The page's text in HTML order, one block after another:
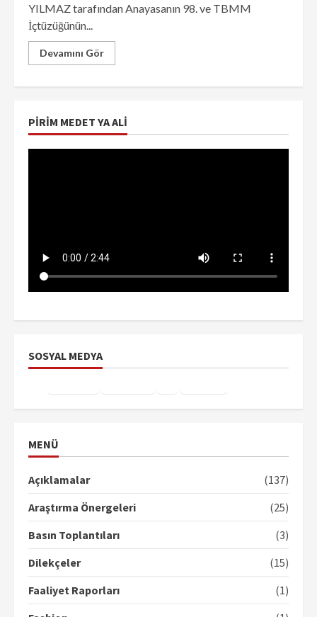
YILMAZ tarafından Anayasanın 98. ve TBMM
İçtüzüğünün...
Devamını Gör
PIRIM MEDET YA ALI
SOSYAL MEDYA
MENÜ
Açıklamalar
(137)
Araştırma Önergeleri
(25)
Basın Toplantıları
(3)
Dilekçeler
(15)
Faaliyet Raporları
(1)